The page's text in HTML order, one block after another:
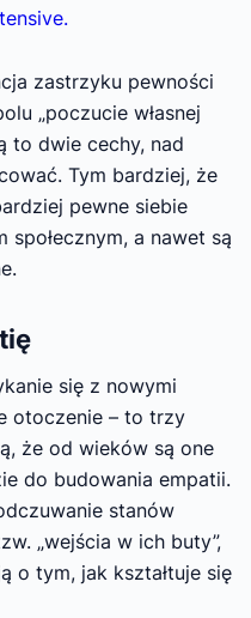
zastrzyku pewności
„poczucie własnej
to dwie cechy, nad
Tym bardziej, że
pewne siebie
społecznym, a nawet są
się z nowymi
otoczenie – to trzy
że od wieków są one
do budowania empatii.
stanów
„wejścia w ich buty”,
o tym, jak kształtuje się